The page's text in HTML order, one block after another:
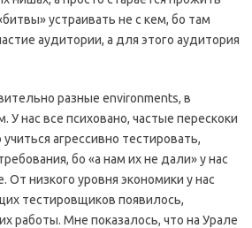
устраивать не с кем, бо там
аудитории, а для этого аудитория
разные environments, в
нас все психовано, частые перескоки
агрессивно тестировать,
бо «а нам их не дали» у нас
низкого уровня экономики у нас
тестировщиков появилось,
работы. Мне показалось, что на Урале